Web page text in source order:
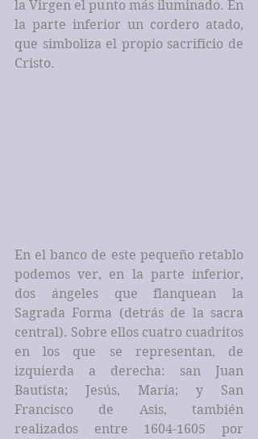
la Virgen el punto más iluminado. En
la parte inferior un cordero atado,
que simboliza el propio sacrificio de
Cristo.
En el banco de este pequeño retablo
podemos ver, en la parte inferior,
dos ángeles que flanquean la
Sagrada Forma (detrás de la sacra
central). Sobre ellos cuatro cuadritos
en los que se representan, de
izquierda a derecha: san Juan
Bautista; Jesús, María; y San
Francisco de Asis, también
realizados entre 1604-1605 por